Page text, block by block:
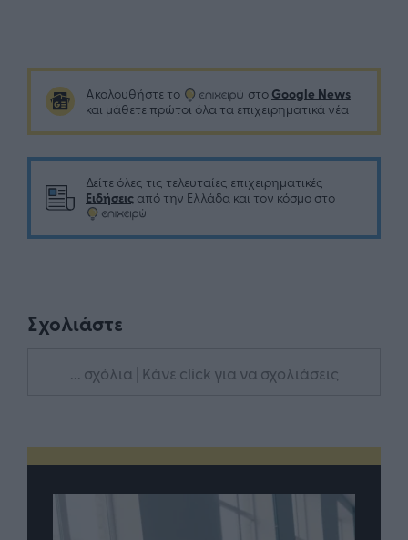
Ακολουθήστε το στο Google News
και μάθετε πρώτοι όλα τα επιχειρηματικά νέα
Δείτε όλες τις τελευταίες επιχειρηματικές
Ειδήσεις από την Ελλάδα και τον κόσμο στο
Σχολιάστε
... σχόλια | Κάνε click για να σχολιάσεις